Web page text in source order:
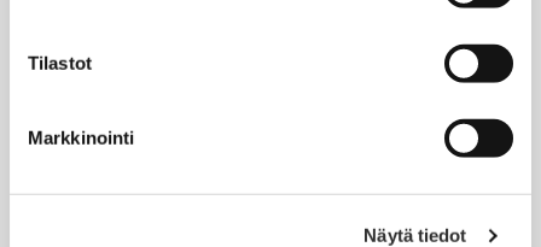
Tilastot
Markkinointi
Näytä tiedot